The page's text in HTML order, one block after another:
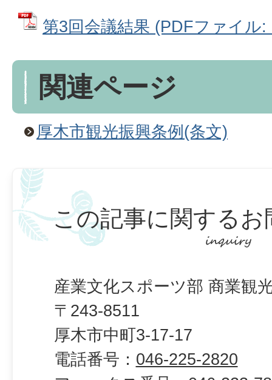
第3回会議結果 (PDFファイル:
関連ページ
厚木市観光振興条例(条文)
この記事に関するお
産業文化スポーツ部 商業観
〒243-8511
厚木市中町3-17-17
電話番号： 046-225-2820